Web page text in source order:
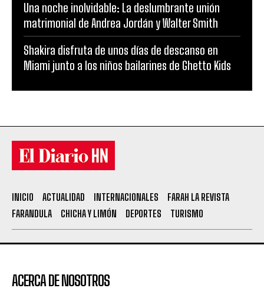
Una noche inolvidable: La deslumbrante unión
matrimonial de Andrea Jordán y Walter Smith
Shakira disfruta de unos días de descanso en
Miami junto a los niños bailarines de Ghetto Kids
INICIO ACTUALIDAD INTERNACIONALES
FARAH LA REVISTA
FARANDULA
CHICHA Y LIMÓN DEPORTES TURISMO
ACERCA DE NOSOTROS